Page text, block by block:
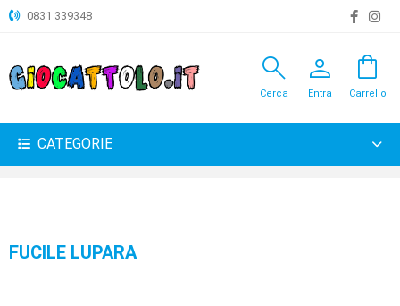
ANIMALI
BAMBOLE
0831 339348
search
Cerca
person
Entra
shopping_bag
Carrello
CATEGORIE
FUCILE LUPARA